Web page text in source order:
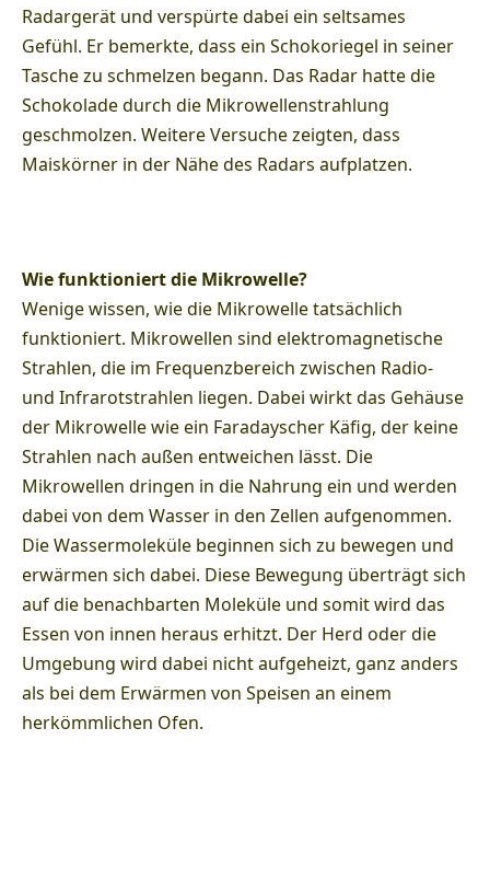
Radargerät und verspürte dabei ein seltsames
Gefühl. Er bemerkte, dass ein Schokoriegel in seiner
Tasche zu schmelzen begann. Das Radar hatte die
Schokolade durch die Mikrowellenstrahlung
geschmolzen. Weitere Versuche zeigten, dass
Maiskörner in der Nähe des Radars aufplatzen.
Wie funktioniert die Mikrowelle?
Wenige wissen, wie die Mikrowelle tatsächlich
funktioniert. Mikrowellen sind elektromagnetische
Strahlen, die im Frequenzbereich zwischen Radio-
und Infrarotstrahlen liegen. Dabei wirkt das Gehäuse
der Mikrowelle wie ein Faradayscher Käfig, der keine
Strahlen nach außen entweichen lässt. Die
Mikrowellen dringen in die Nahrung ein und werden
dabei von dem Wasser in den Zellen aufgenommen.
Die Wassermoleküle beginnen sich zu bewegen und
erwärmen sich dabei. Diese Bewegung überträgt sich
auf die benachbarten Moleküle und somit wird das
Essen von innen heraus erhitzt. Der Herd oder die
Umgebung wird dabei nicht aufgeheizt, ganz anders
als bei dem Erwärmen von Speisen an einem
herkömmlichen Ofen.